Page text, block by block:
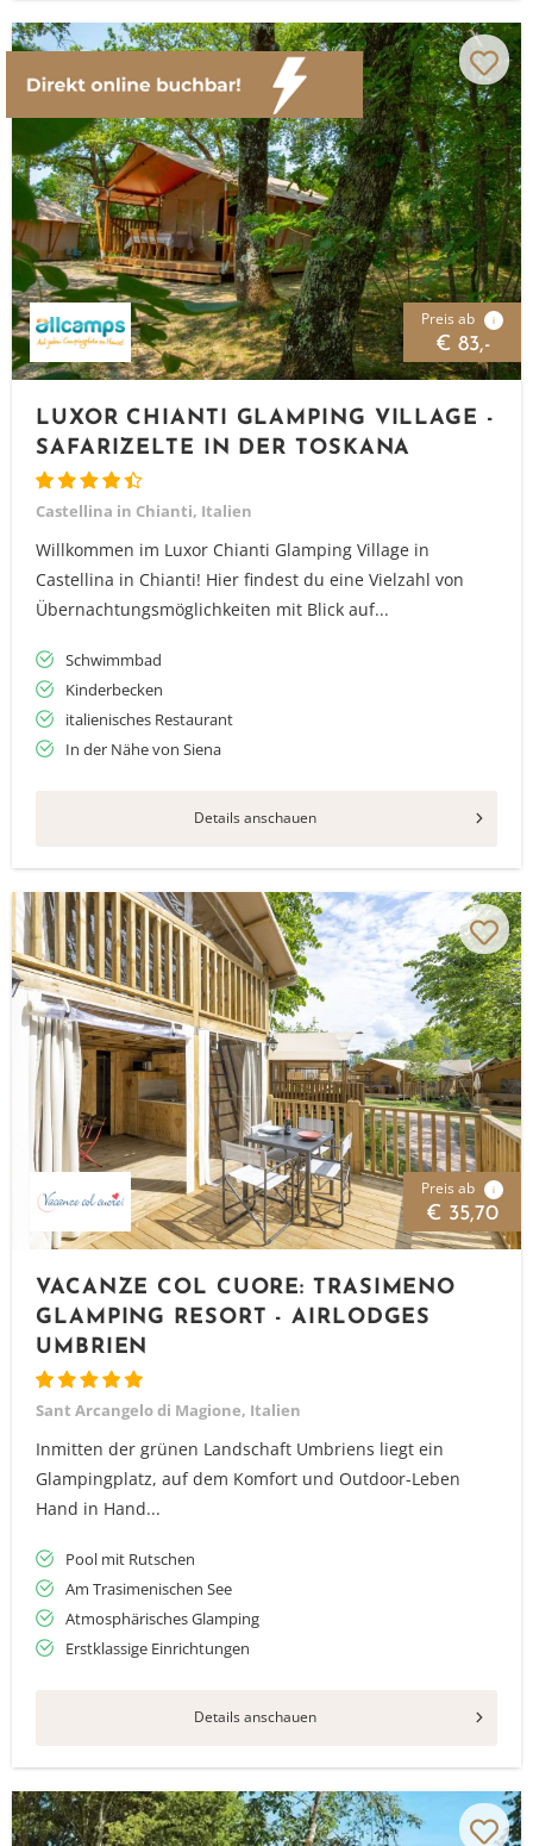
Preis ab i
€ 83,-
LUXOR CHIANTI GLAMPING VILLAGE -
SAFARIZELTE IN DER TOSKANA
Castellina in Chianti, Italien
Willkommen im Luxor Chianti Glamping Village in
Castellina in Chianti! Hier findest du eine Vielzahl von
Übernachtungsmöglichkeiten mit Blick auf...
Schwimmbad
Kinderbecken
italienisches Restaurant
In der Nähe von Siena
Details anschauen
Preis ab i
€ 35,70
VACANZE COL CUORE: TRASIMENO
GLAMPING RESORT - AIRLODGES
UMBRIEN
Sant Arcangelo di Magione, Italien
Inmitten der grünen Landschaft Umbriens liegt ein
Glampingplatz, auf dem Komfort und Outdoor-Leben
Hand in Hand...
Pool mit Rutschen
Am Trasimenischen See
Atmosphärisches Glamping
Erstklassige Einrichtungen
Details anschauen